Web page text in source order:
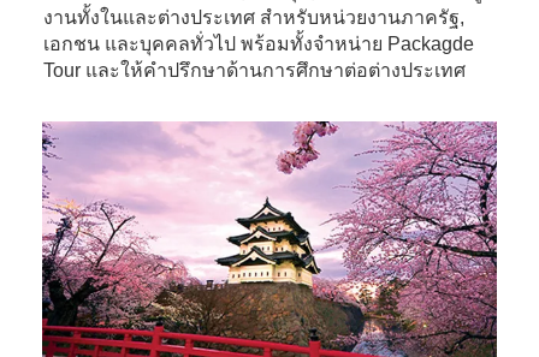
งานทั้งในและต่างประเทศ สำหรับหน่วยงานภาครัฐ,
เอกชน และบุคคลทั่วไป พร้อมทั้งจำหน่าย Packagde
Tour และให้คำปรึกษาด้านการศึกษาต่อต่างประเทศ